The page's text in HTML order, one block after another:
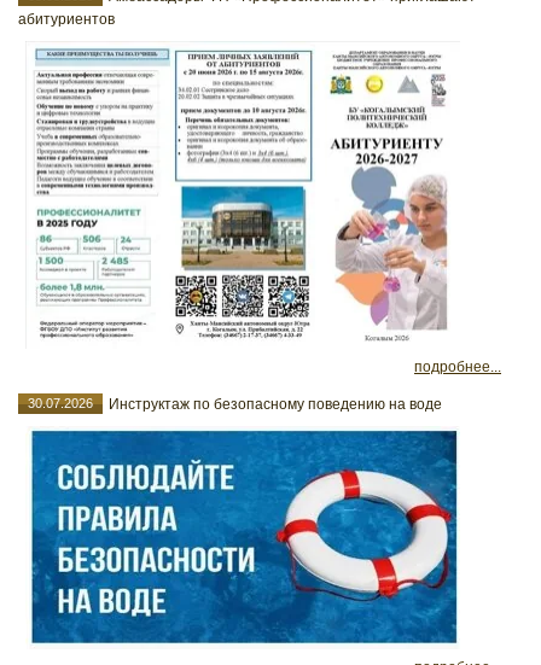
абитуриентов
подробнее...
30.07.2026 Инструктаж по безопасному поведению на воде